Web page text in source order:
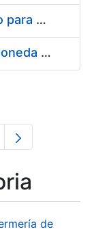
Contratación de acuerdo marco para el Suministro de Material de Electricidad para la Fábrica Nacional de Moneda y Timbre-Real Casa de la Moneda en su centro de trabajo de Burgos
Suministro de estuches para moneda de 30 €
Pages Use
de